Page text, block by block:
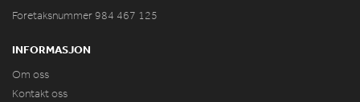
Foretaksnummer 984 467 125
INFORMASJON
Om oss
Kontakt oss